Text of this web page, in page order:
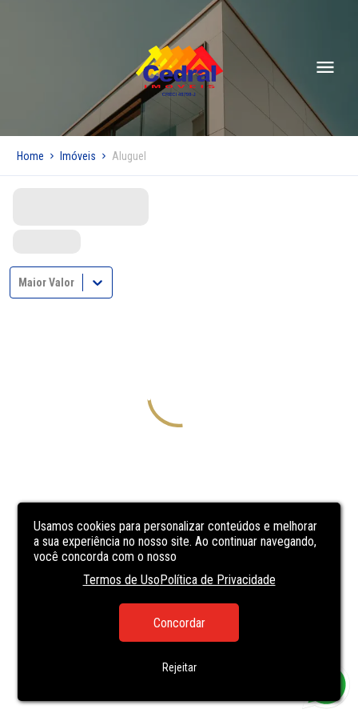
Usamos cookies para personalizar conteúdos e melhorar
a sua experiência no nosso site. Ao continuar navegando,
você concorda com o nosso
Termos de UsoPolítica de Privacidade
Concordar
Rejeitar
Home Imóveis Aluguel
Maior Valor